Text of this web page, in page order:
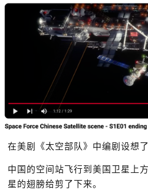
在美剧《太空部队》中编剧设想了
中国的空间站飞行到美国卫星上
星的翅膀给剪了下来。